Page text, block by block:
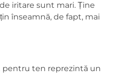
iritare sunt mari. Ține
înseamnă, de fapt, mai
pentru ten reprezintă un